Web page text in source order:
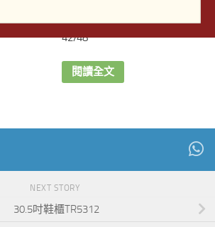
三呎半/四呎 高身鞋櫃 TR5736-
42/48
閱讀全文
NEXT STORY
30.5吋鞋櫃TR5312